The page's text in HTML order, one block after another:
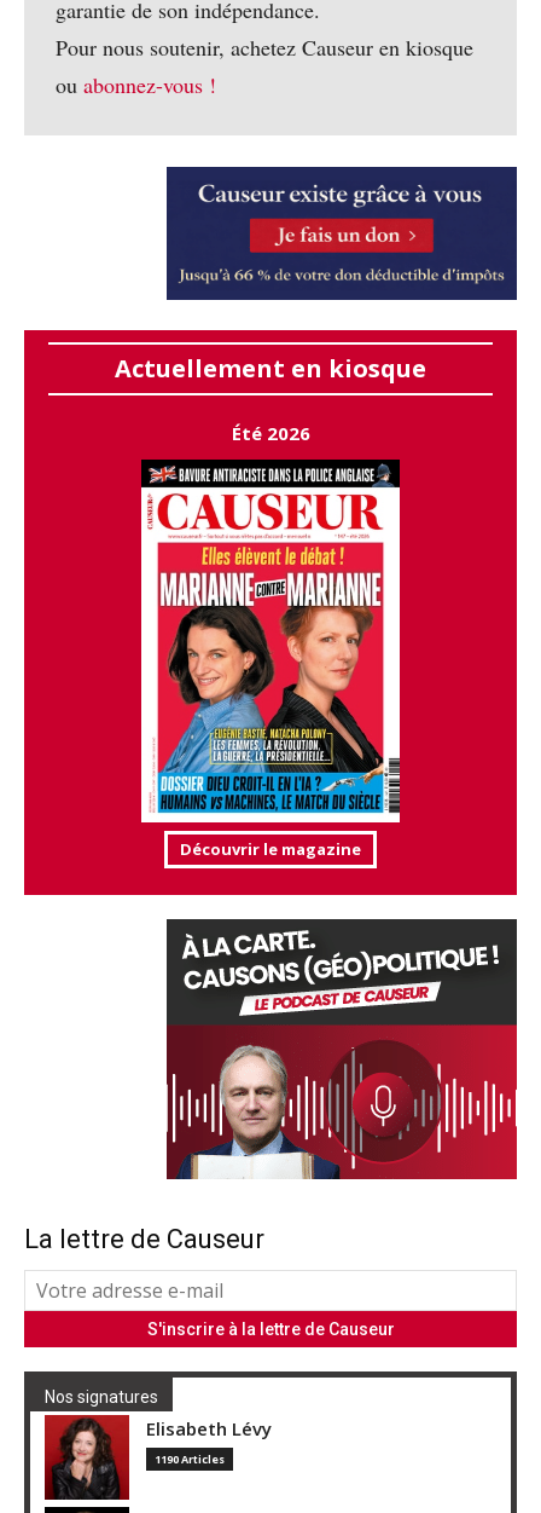
garantie de son indépendance.
Pour nous soutenir, achetez Causeur en kiosque
ou abonnez-vous !
Actuellement en kiosque
Été 2026
Découvrir le magazine
La lettre de Causeur
Nos signatures
Elisabeth Lévy
1190 Articles